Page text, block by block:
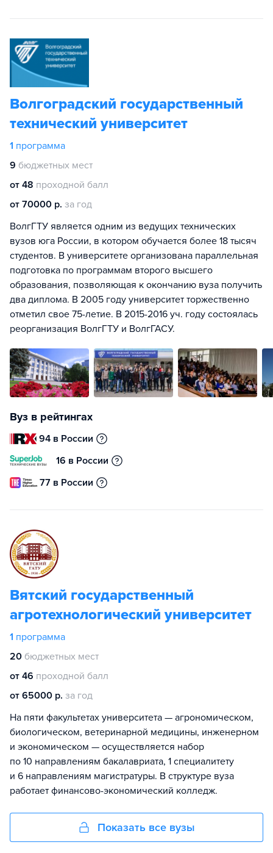
Волгоградский государственный
технический университет
1 программа
9 бюджетных мест
от 48 проходной балл
от 70000 р. за год
ВолгГТУ является одним из ведущих технических
вузов юга России, в котором обучается более 18 тысяч
студентов. В университете организована параллельная
подготовка по программам второго высшего
образования, позволяющая к окончанию вуза получить
два диплома. В 2005 году университет торжественно
отметил свое 75-летие. В 2015-2016 уч. году состоялась
реорганизация ВолгГТУ и ВолгГАСУ.
Вуз в рейтингах
94 в России
16 в России
77 в России
Вятский государственный
агротехнологический университет
1 программа
20 бюджетных мест
от 46 проходной балл
от 65000 р. за год
На пяти факультетах университета — агрономическом,
биологическом, ветеринарной медицины, инженерном
и экономическом — осуществляется набор
по 10 направлениям бакалавриата, 1 специалитету
и 6 направлениям магистратуры. В структуре вуза
работает финансово-экономический колледж.
Показать все вузы